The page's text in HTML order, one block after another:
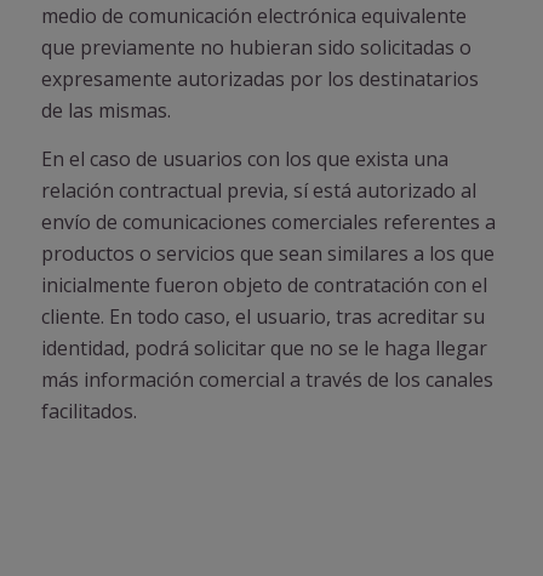
medio de comunicación electrónica equivalente
que previamente no hubieran sido solicitadas o
expresamente autorizadas por los destinatarios
de las mismas.
En el caso de usuarios con los que exista una
relación contractual previa, sí está autorizado al
envío de comunicaciones comerciales referentes a
productos o servicios que sean similares a los que
inicialmente fueron objeto de contratación con el
cliente. En todo caso, el usuario, tras acreditar su
identidad, podrá solicitar que no se le haga llegar
más información comercial a través de los canales
facilitados.